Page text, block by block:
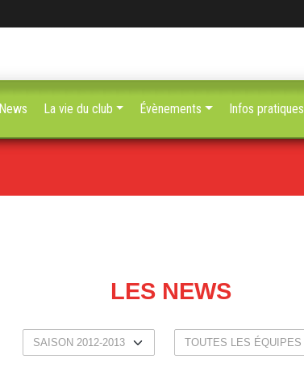
LES NEWS
La vie du club Évènements Infos pratiques